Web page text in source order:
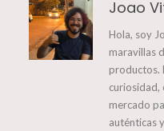
Joao
Hola, soy
maravillas
productos.
curiosidad,
mercado
auténticas